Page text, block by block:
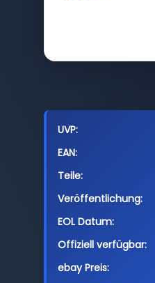
UVP:
EAN:
Teile:
Veröffentlichung:
EOL Datum:
Offiziell verfügbar:
ebay Preis: